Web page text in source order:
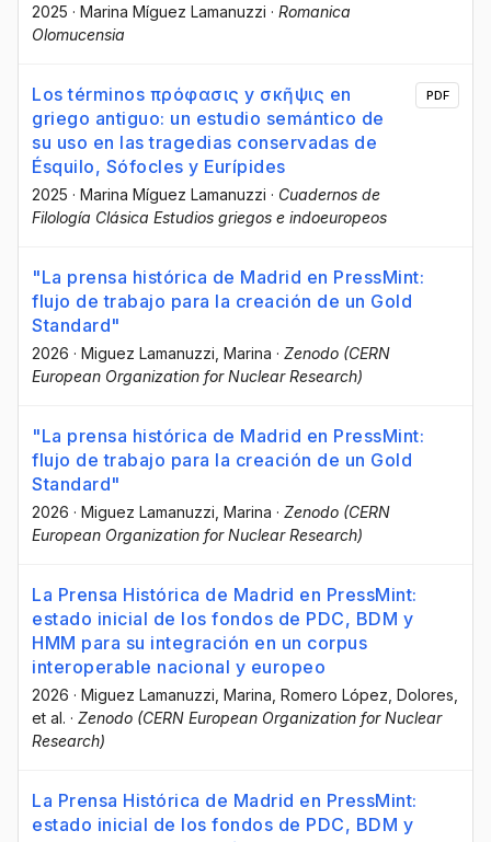
2025 · Marina Míguez Lamanuzzi · Romanica
Olomucensia
Los términos πρόφασις y σκῆψις en
griego antiguo: un estudio semántico de
su uso en las tragedias conservadas de
Ésquilo, Sófocles y Eurípides
2025 · Marina Míguez Lamanuzzi · Cuadernos de
Filología Clásica Estudios griegos e indoeuropeos
PDF
"La prensa histórica de Madrid en PressMint:
flujo de trabajo para la creación de un Gold
Standard"
2026 · Miguez Lamanuzzi, Marina · Zenodo (CERN
European Organization for Nuclear Research)
"La prensa histórica de Madrid en PressMint:
flujo de trabajo para la creación de un Gold
Standard"
2026 · Miguez Lamanuzzi, Marina · Zenodo (CERN
European Organization for Nuclear Research)
La Prensa Histórica de Madrid en PressMint:
estado inicial de los fondos de PDC, BDM y
HMM para su integración en un corpus
interoperable nacional y europeo
2026 · Miguez Lamanuzzi, Marina , Romero López, Dolores
et al. · Zenodo (CERN European Organization for Nuclear
Research)
La Prensa Histórica de Madrid en PressMint:
estado inicial de los fondos de PDC, BDM y